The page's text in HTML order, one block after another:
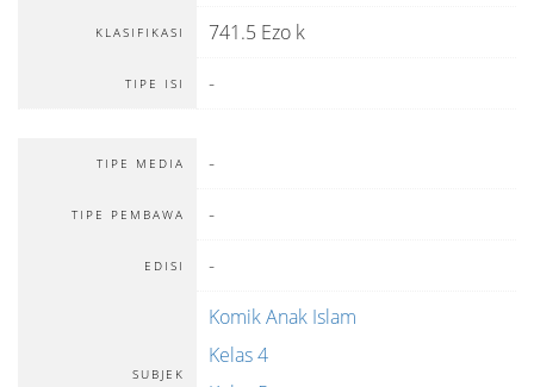
KLASIFIKASI 741.5 Ezo k
TIPE ISI -
TIPE MEDIA -
TIPE PEMBAWA -
EDISI -
SUBJEK
Komik Anak Islam
Kelas 4